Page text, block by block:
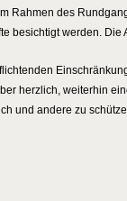
Rahmen des
besichtigt werden. Die
herzlich, weiterhin
und andere zu